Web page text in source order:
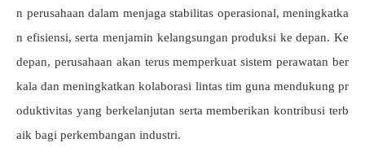
n perusahaan dalam menjaga stabilitas operasional, meningkatka
n efisiensi, serta menjamin kelangsungan produksi ke depan. Ke
depan, perusahaan akan terus memperkuat sistem perawatan ber
kala dan meningkatkan kolaborasi lintas tim guna mendukung pr
oduktivitas yang berkelanjutan serta memberikan kontribusi terb
aik bagi perkembangan industri.